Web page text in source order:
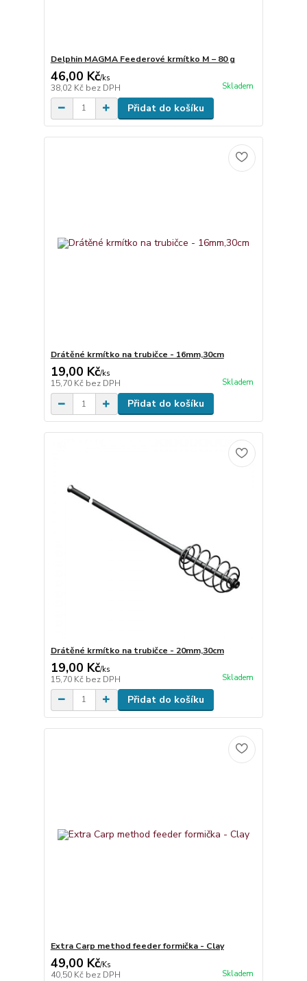
Delphin MAGMA Feederové krmítko M – 80 g
46,00 Kč/ks
38,02 Kč bez DPH Skladem
Přidat do košíku
Drátěné krmítko na trubičce - 16mm,30cm
19,00 Kč/ks
15,70 Kč bez DPH Skladem
Přidat do košíku
Drátěné krmítko na trubičce - 20mm,30cm
19,00 Kč/ks
15,70 Kč bez DPH Skladem
Přidat do košíku
Extra Carp method feeder formička - Clay
49,00 Kč/Ks
40,50 Kč bez DPH Skladem